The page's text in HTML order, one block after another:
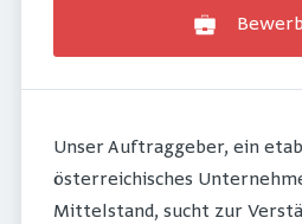
Unser Auftraggeber, ein
österreichisches
Mittelstand, sucht zur